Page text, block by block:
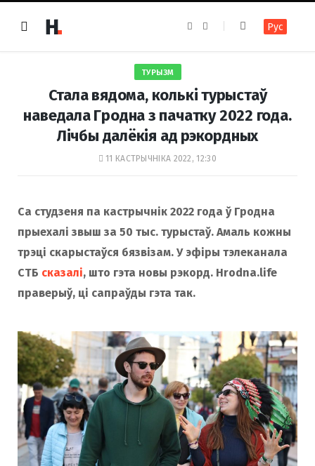
e
k
t
a
m
Рус
ТУРЫЗМ
Стала вядома, колькі турыстаў
наведала Гродна з пачатку 2022 года.
Лічбы далёкія ад рэкордных
11 КАСТРЫЧНІКА 2022, 12:30
Са студзеня па кастрычнік 2022 года ў Гродна
прыехалі звыш за 50 тыс. турыстаў. Амаль кожны
трэці скарыстаўся бязвізам. У эфіры тэлеканала
СТБ сказалі, што гэта новы рэкорд. Hrodna.life
праверыў, ці сапраўды гэта так.